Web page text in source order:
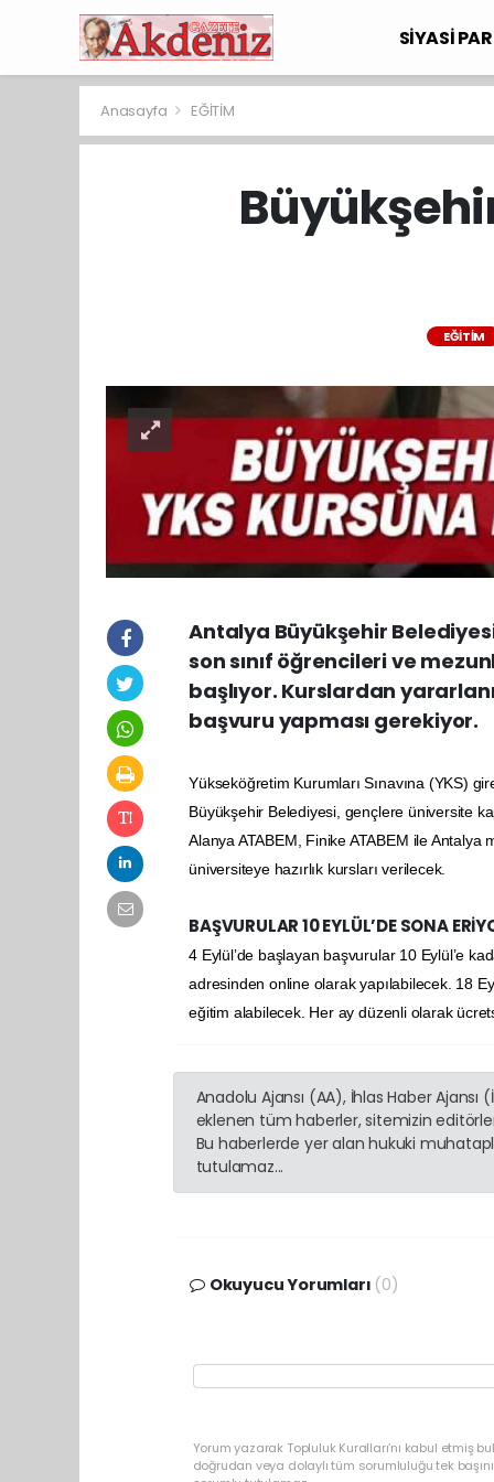
SİYASİ
Anasayfa EĞİTİM
EĞİTİM
Antalya Büyükşehir
son sınıf öğrencileri ve
başlıyor. Kurslardan
başvuru yapması gerekiyor.
Yükseköğretim Kurumları Sınavına (YKS)
Büyükşehir Belediyesi, gençlere üniversite
Alanya ATABEM, Finike ATABEM ile
üniversiteye hazırlık kursları verilecek.
BAŞVURULAR 10 EYLÜL’DE SONA
4 Eylül’de başlayan başvurular 10 Eylül’e
adresinden online olarak yapılabilecek. 18
eğitim alabilecek. Her ay düzenli olarak
Anadolu Ajansı (AA), İhlas Haber
eklenen tüm haberler, sitemizin
Bu haberlerde yer alan hukuki
tutulamaz...
Okuyucu Yorumları (0)
Yorum yazarak Topluluk Kuralları’nı kabul etmiş
doğrudan veya dolaylı tüm sorumluluğu tek